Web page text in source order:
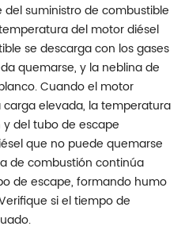
suministro de combustible
del motor diésel
se descarga con los gases
quemarse, y la neblina de
Cuando el motor
elevada, la temperatura
del tubo de escape
que no puede quemarse
de combustión continúa
de escape, formando humo
si el tiempo de